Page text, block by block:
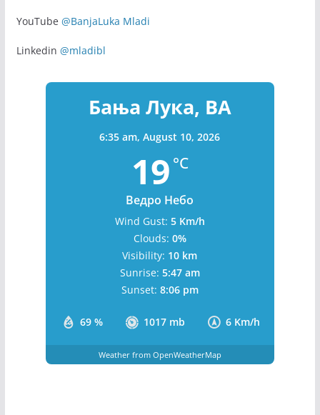
YouTube @BanjaLuka Mladi
Linkedin @mladibl
Бања Лука, BA
6:35 am,August 10, 2026
19 °C
Ведро Небо
69 % 1017 mb 6 Km/h
Wind Gust: 5 Km/h
Clouds: 0%
Visibility: 10 km
Sunrise: 5:47 am
Sunset: 8:06 pm
Weather from OpenWeatherMap